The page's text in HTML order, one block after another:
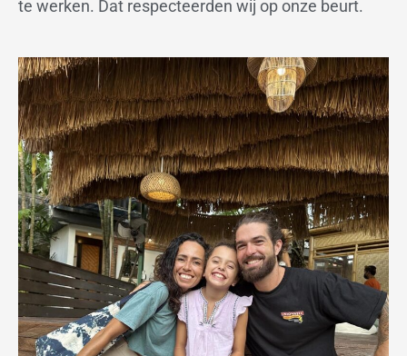
te werken. Dat respecteerden wij op onze beurt.